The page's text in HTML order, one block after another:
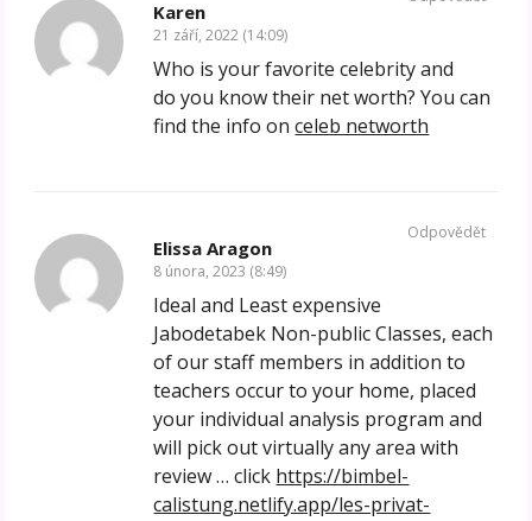
Karen
21 září, 2022 (14:09)
Who is your favorite celebrity and
do you know their net worth? You can
find the info onceleb networth
Elissa Aragon
8 února, 2023 (8:49)
Ideal and Least expensive
Jabodetabek Non-public Classes, each
of our staff members in addition to
teachers occur to your home, placed
your individual analysis program and
will pick out virtually any area with
review … click https://bimbel-
calistung.netlify.app/les-privat-
Odpovědět